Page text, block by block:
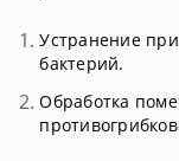
Устранение
бактерий.
Обработка